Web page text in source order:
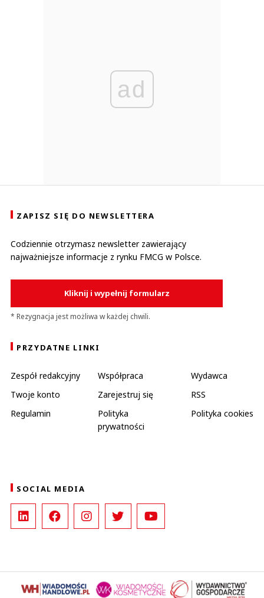
ad
ZAPISZ SIĘ DO NEWSLETTERA
Codziennie otrzymasz newsletter zawierający
najważniejsze informacje z rynku FMCG w Polsce.
Kliknij i wypełnij formularz
* Rezygnacja jest możliwa w każdej chwili.
PRZYDATNE LINKI
Zespół redakcyjny Współpraca
Wydawca
Twoje konto
Zarejestruj się
RSS
Regulamin
Polityka
prywatności
Polityka cookies
SOCIAL MEDIA